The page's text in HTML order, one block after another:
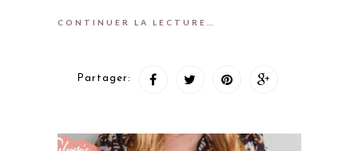
CONTINUER LA LECTURE…
Partager: